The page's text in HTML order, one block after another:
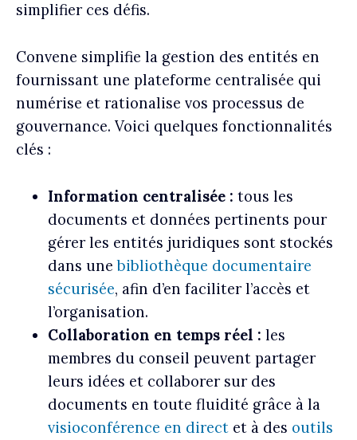
simplifier ces défis.
Convene simplifie la gestion des entités en
fournissant une plateforme centralisée qui
numérise et rationalise vos processus de
gouvernance. Voici quelques fonctionnalités
clés :
Information centralisée : tous les
documents et données pertinents pour
gérer les entités juridiques sont stockés
dans unebibliothèque documentaire
sécurisée, afin d’en faciliter l’accès et
l’organisation.
Collaboration en temps réel : les
membres du conseil peuvent partager
leurs idées et collaborer sur des
documents en toute fluidité grâce à la
visioconférence en direct et à des outils